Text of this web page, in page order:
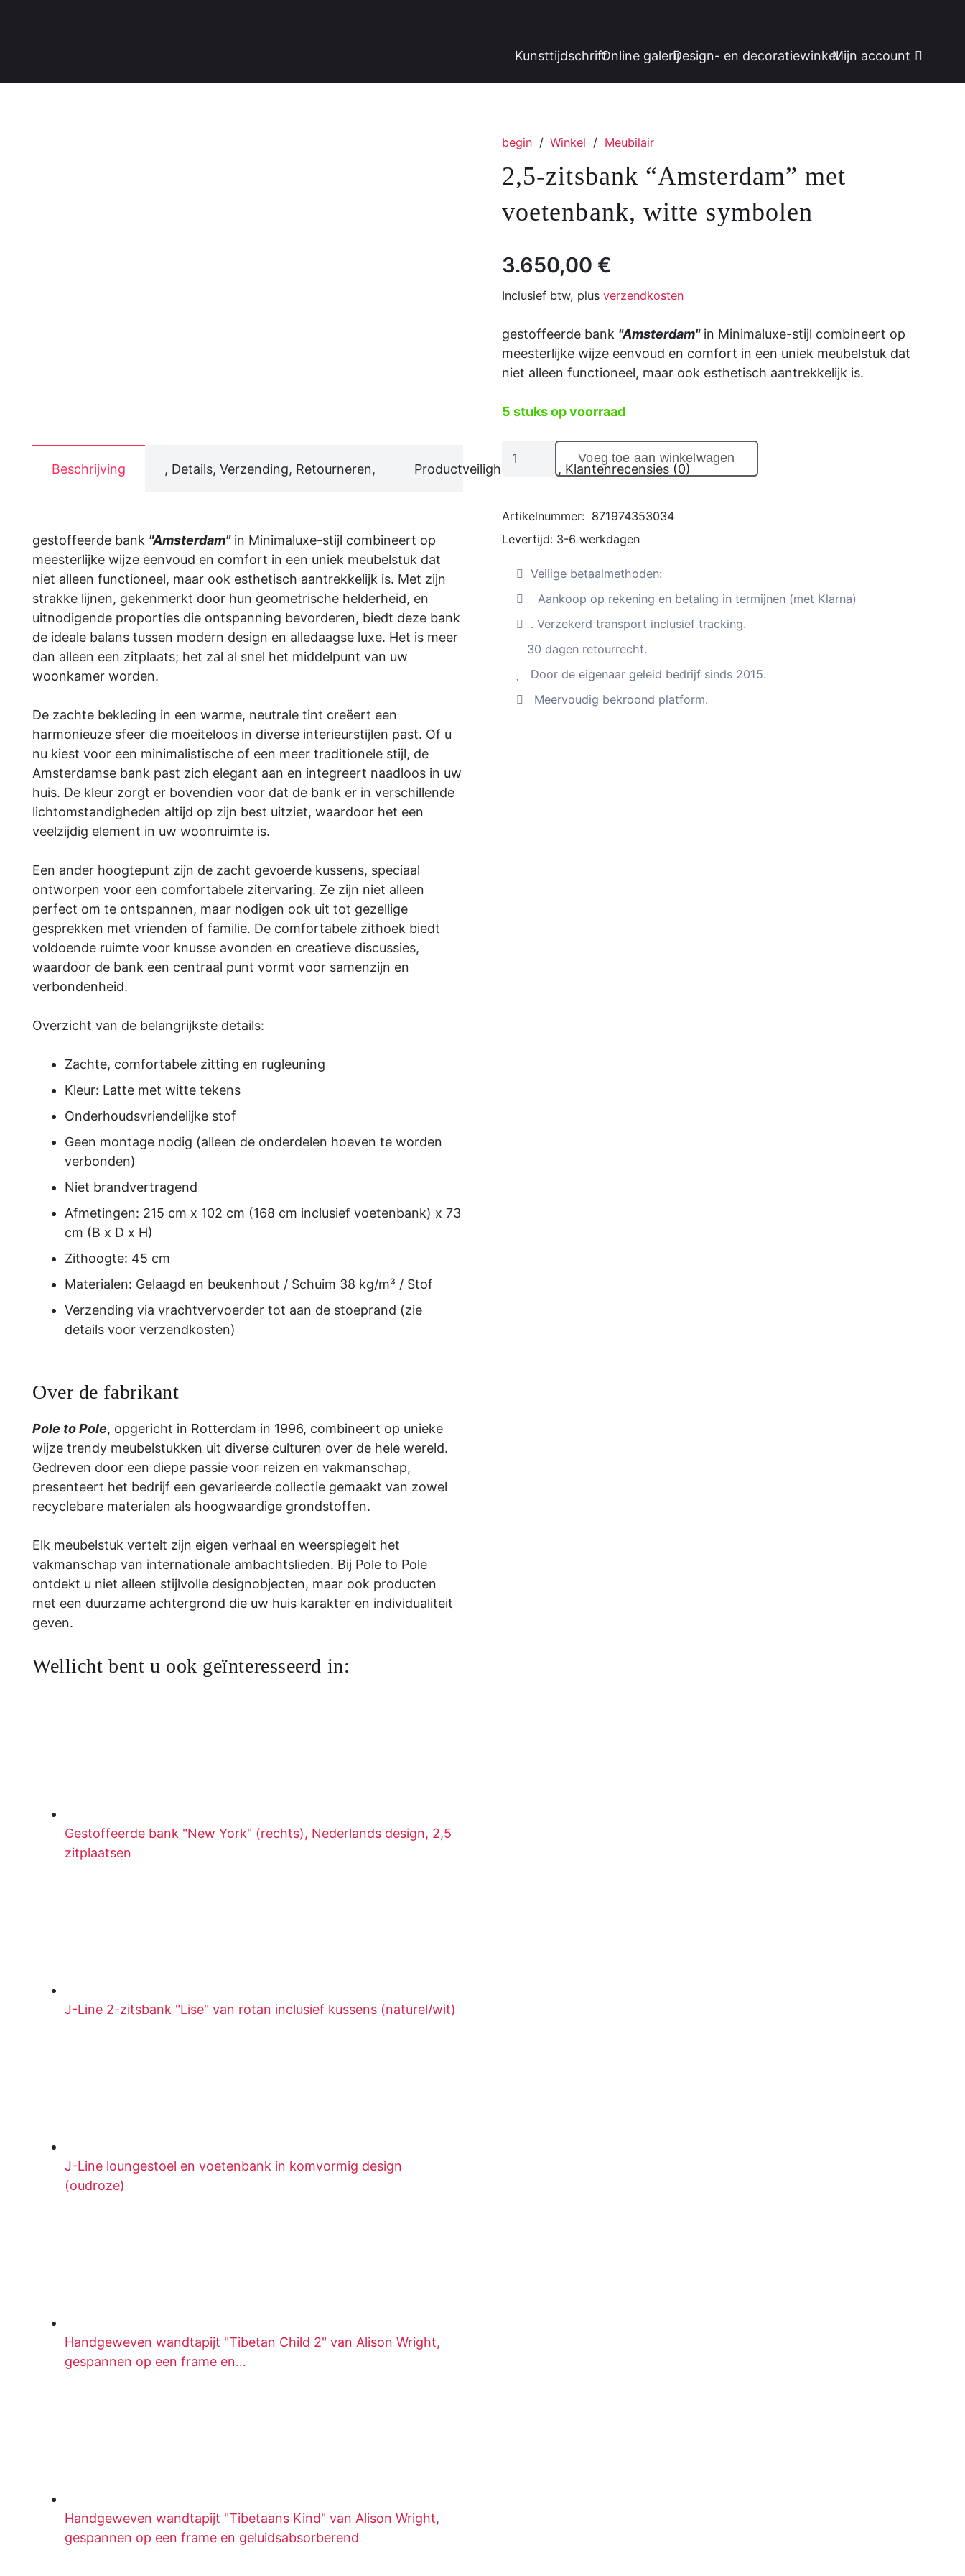
KunsttijdschriftOnline galerijDesign- en decoratiewinkelMijn account
Beschrijving , Details, Verzending, Retourneren, Productveiligheid , Klantenrecensies (0)
gestoffeerde bank "Amsterdam"in Minimaluxe-stijl combineert op
meesterlijke wijze eenvoud en comfort in een uniek meubelstuk dat
niet alleen functioneel, maar ook esthetisch aantrekkelijk is. Met zijn
strakke lijnen, gekenmerkt door hun geometrische helderheid, en
uitnodigende proporties die ontspanning bevorderen, biedt deze bank
de ideale balans tussen modern design en alledaagse luxe. Het is meer
dan alleen een zitplaats; het zal al snel het middelpunt van uw
woonkamer worden.
De zachte bekleding in een warme, neutrale tint creëert een
harmonieuze sfeer die moeiteloos in diverse interieurstijlen past. Of u
nu kiest voor een minimalistische of een meer traditionele stijl, de
Amsterdamse bank past zich elegant aan en integreert naadloos in uw
huis. De kleur zorgt er bovendien voor dat de bank er in verschillende
lichtomstandigheden altijd op zijn best uitziet, waardoor het een
veelzijdig element in uw woonruimte is.
Een ander hoogtepunt zijn de zacht gevoerde kussens, speciaal
ontworpen voor een comfortabele zitervaring. Ze zijn niet alleen
perfect om te ontspannen, maar nodigen ook uit tot gezellige
gesprekken met vrienden of familie. De comfortabele zithoek biedt
voldoende ruimte voor knusse avonden en creatieve discussies,
waardoor de bank een centraal punt vormt voor samenzijn en
verbondenheid.
Overzicht van de belangrijkste details:
Zachte, comfortabele zitting en rugleuning
Kleur: Latte met witte tekens
Onderhoudsvriendelijke stof
Geen montage nodig (alleen de onderdelen hoeven te worden
verbonden)
Niet brandvertragend
Afmetingen: 215 cm x 102 cm (168 cm inclusief voetenbank) x 73
cm (B x D x H)
Zithoogte: 45 cm
Materialen: Gelaagd en beukenhout / Schuim 38 kg/m³ / Stof
Verzending via vrachtvervoerder tot aan de stoeprand (zie
details voor verzendkosten)
Over de fabrikant
Pole to Pole, opgericht in Rotterdam in 1996, combineert op unieke
wijze trendy meubelstukken uit diverse culturen over de hele wereld.
Gedreven door een diepe passie voor reizen en vakmanschap,
presenteert het bedrijf een gevarieerde collectie gemaakt van zowel
recyclebare materialen als hoogwaardige grondstoffen.
Elk meubelstuk vertelt zijn eigen verhaal en weerspiegelt het
vakmanschap van internationale ambachtslieden. Bij Pole to Pole
ontdekt u niet alleen stijlvolle designobjecten, maar ook producten
met een duurzame achtergrond die uw huis karakter en individualiteit
geven.
Wellicht bent u ook geïnteresseerd in:
Gestoffeerde bank "New York" (rechts), Nederlands design, 2,5
zitplaatsen
J-Line 2-zitsbank "Lise" van rotan inclusief kussens (naturel/wit)
J-Line loungestoel en voetenbank in komvormig design
(oudroze)
Handgeweven wandtapijt "Tibetan Child 2" van Alison Wright,
gespannen op een frame en…
Handgeweven wandtapijt "Tibetaans Kind" van Alison Wright,
gespannen op een frame en geluidsabsorberend
begin / Winkel / Meubilair
2,5-zitsbank “Amsterdam” met
voetenbank, witte symbolen
3.650,00 €
Inclusief btw, plus verzendkosten
gestoffeerde bank "Amsterdam"in Minimaluxe-stijl combineert op
meesterlijke wijze eenvoud en comfort in een uniek meubelstuk dat
niet alleen functioneel, maar ook esthetisch aantrekkelijk is.
5 stuks op voorraad
witte
letters,
Voeg toe aan winkelwagen
Artikelnummer: 871974353034
Levertijd: 3-6 werkdagen
Veilige betaalmethoden:
Aankoop op rekening en betaling in termijnen (met Klarna)
. Verzekerd transport inclusief tracking.
30 dagen retourrecht.
Door de eigenaar geleid bedrijf sinds 2015.
Meervoudig bekroond platform.